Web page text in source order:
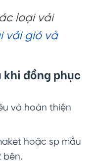
loại vải
vải gió và
khi đồng phục
và hoàn thiện
hoặc sp mẫu
bên.